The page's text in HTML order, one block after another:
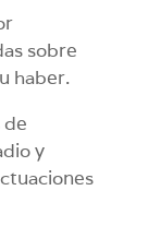
sobre
haber.
de
y